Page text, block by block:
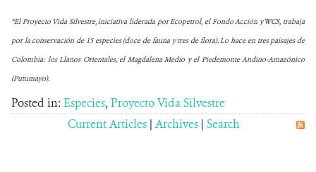
*El Proyecto Vida Silvestre, iniciativa liderada por Ecopetrol, el Fondo Acción y WCS, trabaja
por la conservación de 15 especies (doce de fauna y tres de flora). Lo hace en tres paisajes de
Colombia: los Llanos Orientales, el Magdalena Medio y el Piedemonte Andino-Amazónico
(Putumayo).
Posted in: Especies, Proyecto Vida Silvestre
Current Articles | Archives | Search